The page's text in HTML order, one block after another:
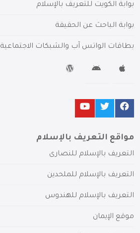
بوابة الكويت للتعريف بالإسلام
بوابة الباحث عن الحقيقة
بطاقات الواتس آب والشبكات الاجتماعية
مواقع التعريف بالإسلام
التعريف بالإسلام للنصارى
التعريف بالإسلام للملحدين
التعريف بالإسلام للهندوس
موقع الإيمان